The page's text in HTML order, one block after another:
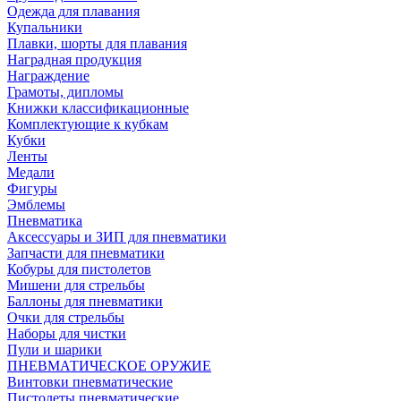
Одежда для плавания
Купальники
Плавки, шорты для плавания
Наградная продукция
Награждение
Грамоты, дипломы
Книжки классификационные
Комплектующие к кубкам
Кубки
Ленты
Медали
Фигуры
Эмблемы
Пневматика
Аксессуары и ЗИП для пневматики
Запчасти для пневматики
Кобуры для пистолетов
Мишени для стрельбы
Баллоны для пневматики
Очки для стрельбы
Наборы для чистки
Пули и шарики
ПНЕВМАТИЧЕСКОЕ ОРУЖИЕ
Винтовки пневматические
Пистолеты пневматические